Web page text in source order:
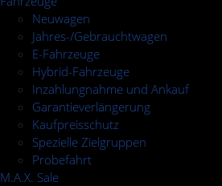
Neuwagen
Jahres-/Gebrauchtwagen
E-Fahrzeuge
Hybrid-Fahrzeuge
Inzahlungnahme und Ankauf
Garantieverlängerung
Kaufpreisschutz
Spezielle Zielgruppen
Probefahrt
M.A.X. Sale